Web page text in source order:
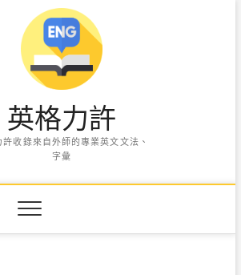
英格力許
許收錄來自外師的專業英文文法、
字彙